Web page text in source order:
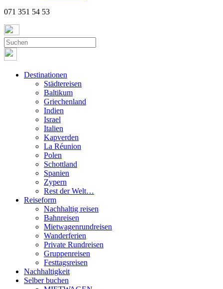
071 351 54 53
Destinationen
Städtereisen
Baltikum
Griechenland
Indien
Israel
Italien
Kapverden
La Réunion
Polen
Schottland
Spanien
Zypern
Rest der Welt…
Reiseform
Nachhaltig reisen
Bahnreisen
Mietwagenrundreisen
Wanderferien
Private Rundreisen
Gruppenreisen
Festtagsreisen
Nachhaltigkeit
Selber buchen